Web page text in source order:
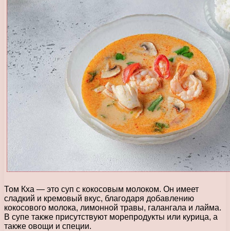
Том Кха — это суп с кокосовым молоком. Он имеет
сладкий и кремовый вкус, благодаря добавлению
кокосового молока, лимонной травы, галангала и лайма.
В супе также присутствуют морепродукты или курица, а
также овощи и специи.